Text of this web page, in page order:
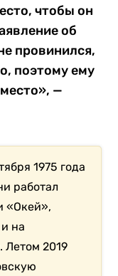
чтобы он
об
провинился,
поэтому ему
—
1975 года
работал
«Окей»,
на
Летом 2019